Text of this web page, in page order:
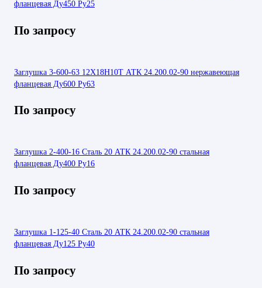
фланцевая Ду450 Ру25
По запросу
Заглушка 3-600-63 12Х18Н10Т АТК 24.200.02-90 нержавеющая
фланцевая Ду600 Ру63
По запросу
Заглушка 2-400-16 Сталь 20 АТК 24.200.02-90 стальная
фланцевая Ду400 Ру16
По запросу
Заглушка 1-125-40 Сталь 20 АТК 24.200.02-90 стальная
фланцевая Ду125 Ру40
По запросу